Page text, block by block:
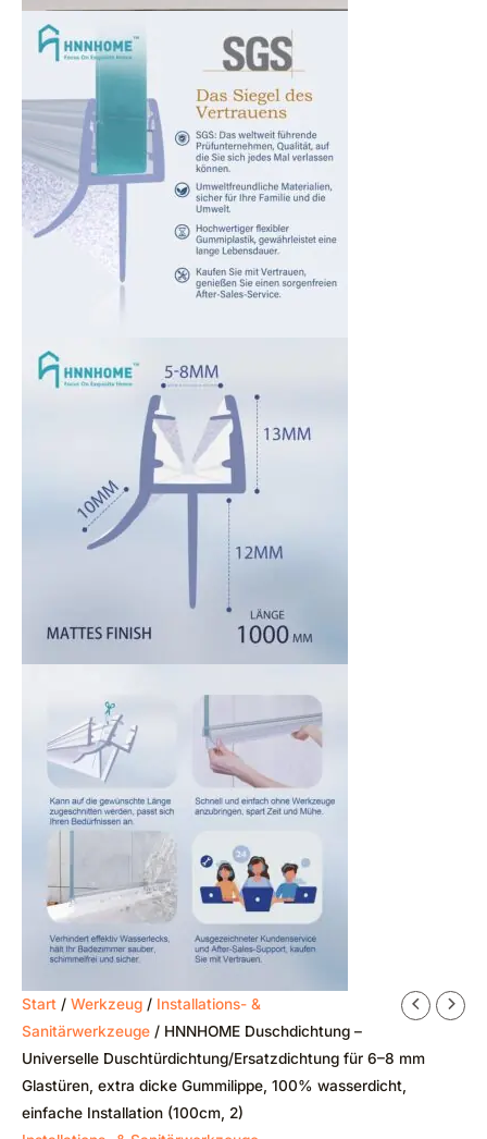
Start / Werkzeug / Installations- &
Sanitärwerkzeuge / HNNHOME Duschdichtung –
Universelle Duschtürdichtung/Ersatzdichtung für 6–8 mm
Glastüren, extra dicke Gummilippe, 100% wasserdicht,
einfache Installation (100cm, 2)